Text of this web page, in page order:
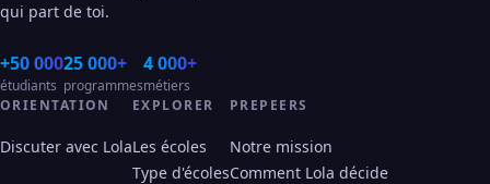
qui part de toi.
+50 000
étudiants
25 000+
programmes
4 000+
métiers
ORIENTATION
Discuter avec Lola
EXPLORER
Les écoles
Type d'écoles
PREPEERS
Notre mission
Comment Lola décide